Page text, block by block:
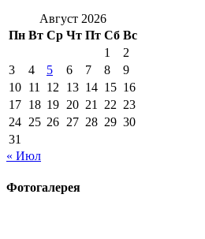
Август 2026
Пн Вт Ср Чт Пт Сб Вс
1
2
3
4 5 6 7 8
9
10 11 12 13 14 15 16
17 18 19 20 21 22 23
24 25 26 27 28 29 30
31
« Июл
Фотогалерея